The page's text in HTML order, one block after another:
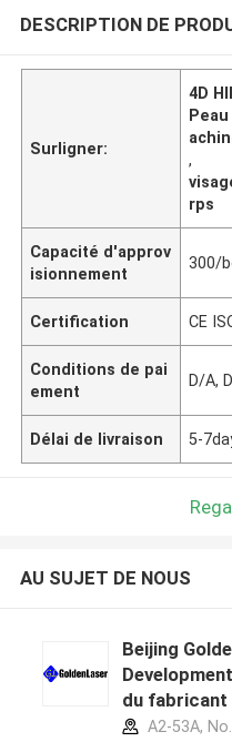
DESCRIPTION DE
Surligner:
4D
,
rps
Capacité d'approv
isionnement
300/
Certification CE
Conditions de pai
ement
D/A,
Délai de livraison 5-
AU SUJET DE NOUS
Beijing
du fabricant
A2-53A,